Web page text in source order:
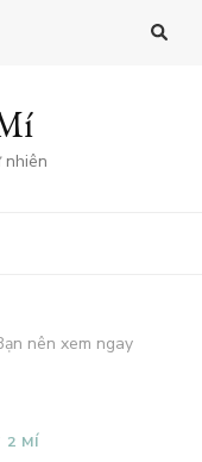
nhiên
nên xem ngay
2 MÍ